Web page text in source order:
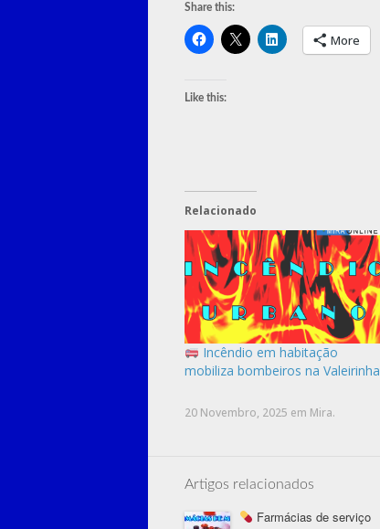
Share this:
More
Like this:
Relacionado
Incêndio em habitação
mobiliza bombeiros na Valeirinha
20 Novembro, 2025 em Mira.
Artigos relacionados
Farmácias de serviço